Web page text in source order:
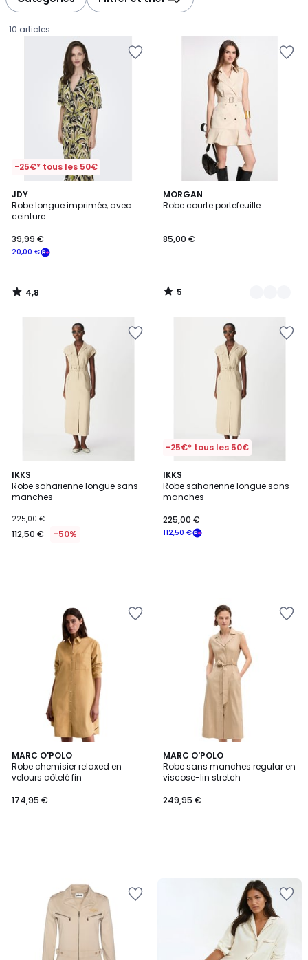
10 articles
-25€* tous les 50€
JDY
Robe longue imprimée, avec
ceinture
€
souscrivez
notre
programme
20,00 €
39,99 €
4,8
/ 5
4,8
/
MORGAN
Robe courte portefeuille
85,00 €
5
/
2
Couleurs
5
/
IKKS
Robe saharienne longue sans
manches
225,00 €
112,50 € -50%
-25€* tous les 50€
IKKS
Robe saharienne longue sans
manches
112,50 €
225,00 €
MARC O'POLO
Robe chemisier relaxed en
velours côtelé fin
174,95 €
MARC O'POLO
Robe sans manches regular en
viscose-lin stretch
249,95 €